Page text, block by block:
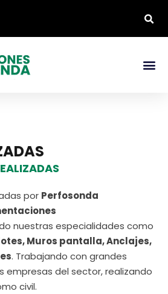
por Perfosonda
nuestras especialidades como
Muros pantalla, Anclajes,
. Trabajando con grandes
empresas del sector, realizando
civil.